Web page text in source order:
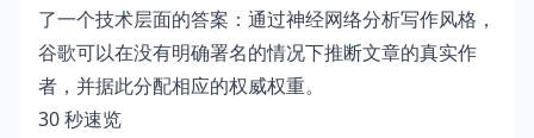
了一个技术层面的答案：通过神经网络分析写作风格，
谷歌可以在没有明确署名的情况下推断文章的真实作
者，并据此分配相应的权威权重。
30 秒速览